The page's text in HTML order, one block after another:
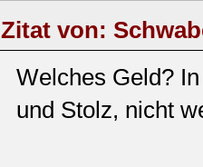
Zitat von:
Welches Geld?
und Stolz, nicht